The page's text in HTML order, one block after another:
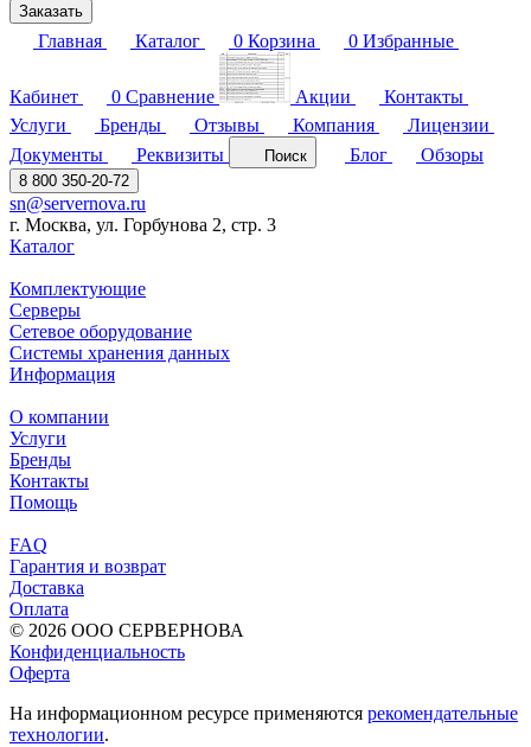
Заказать
Главная Каталог 0 Корзина 0 Избранные
Кабинет 0 Сравнение Акции
Контакты
Услуги
Бренды Отзывы Компания
Лицензии
Документы
Реквизиты Поиск Блог Обзоры
8 800 350-20-72
sn@servernova.ru
г. Москва, ул. Горбунова 2, стр. 3
Каталог
Комплектующие
Серверы
Сетевое оборудование
Системы хранения данных
Информация
О компании
Услуги
Бренды
Контакты
Помощь
FAQ
Гарантия и возврат
Доставка
Оплата
© 2026 ООО СЕРВЕРНОВА
Конфиденциальность
Оферта
На информационном ресурсе применяются рекомендательные
технологии.